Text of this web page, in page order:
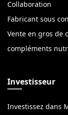
Collaboration
Fabricant sous
Vente en gros de
compléments
Investisseur
Investissez dans